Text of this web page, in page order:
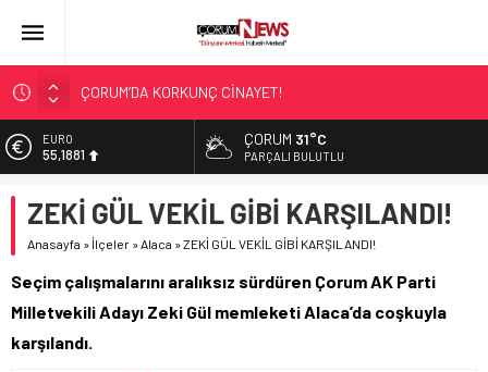
ÇORUM’DA KORKUNÇ CİNAYET!
ASLAN, CUMHURBAŞKANI BAŞDANIŞMANI OLDU
SIR PERDESİ ÇÖZÜLDÜ!
ÇORUM ŞEKER’İN SATIŞINA ONAY
ÇATIDAN DÜŞTÜ!
EURO
55,1881
6.660,55
BİST
47,7111
ÇORUM 31°C
PARÇALI BULUTLU
ZEKİ GÜL VEKİL GİBİ KARŞILANDI!
Anasayfa » İlçeler »Alaca »ZEKİ GÜL VEKİL GİBİ KARŞILANDI!
Seçim çalışmalarını aralıksız sürdüren Çorum AK Parti
Milletvekili Adayı Zeki Gül memleketi Alaca’da coşkuyla
karşılandı.